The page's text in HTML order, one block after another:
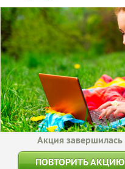
Акция завершилась
ПОВТОРИТЬ АКЦИЮ